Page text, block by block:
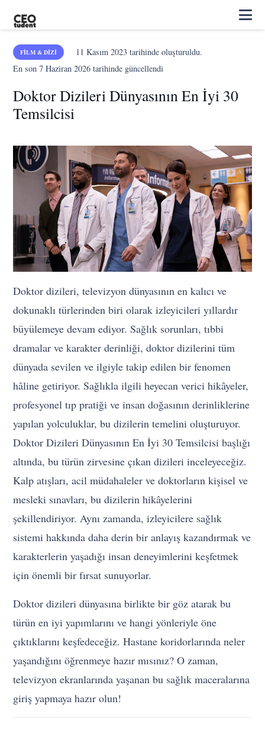
FILM & DIZI 11 Kasım 2023tarihinde oluşturuldu.
En son7 Haziran 2026 tarihinde güncellendi
Doktor Dizileri Dünyasının En İyi 30
Temsilcisi
Doktor dizileri, televizyon dünyasının en kalıcı ve
dokunaklı türlerinden biri olarak izleyicileri yıllardır
büyülemeye devam ediyor. Sağlık sorunları, tıbbi
dramalar ve karakter derinliği, doktor dizilerini tüm
dünyada sevilen ve ilgiyle takip edilen bir fenomen
hâline getiriyor. Sağlıkla ilgili heyecan verici hikâyeler,
profesyonel tıp pratiği ve insan doğasının derinliklerine
yapılan yolculuklar, bu dizilerin temelini oluşturuyor.
Doktor Dizileri Dünyasının En İyi 30 Temsilcisi başlığı
altında, bu türün zirvesine çıkan dizileri inceleyeceğiz.
Kalp atışları, acil müdahaleler ve doktorların kişisel ve
mesleki sınavları, bu dizilerin hikâyelerini
şekillendiriyor. Aynı zamanda, izleyicilere sağlık
sistemi hakkında daha derin bir anlayış kazandırmak ve
karakterlerin yaşadığı insan deneyimlerini keşfetmek
için önemli bir fırsat sunuyorlar.
Doktor dizileri dünyasına birlikte bir göz atarak bu
türün en iyi yapımlarını ve hangi yönleriyle öne
çıktıklarını keşfedeceğiz. Hastane koridorlarında neler
yaşandığını öğrenmeye hazır mısınız? O zaman,
televizyon ekranlarında yaşanan bu sağlık maceralarına
giriş yapmaya hazır olun!